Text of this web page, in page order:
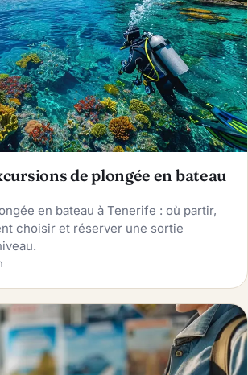
de plongée en bateau
en bateau à Tenerife : où partir,
choisir et réserver une sortie